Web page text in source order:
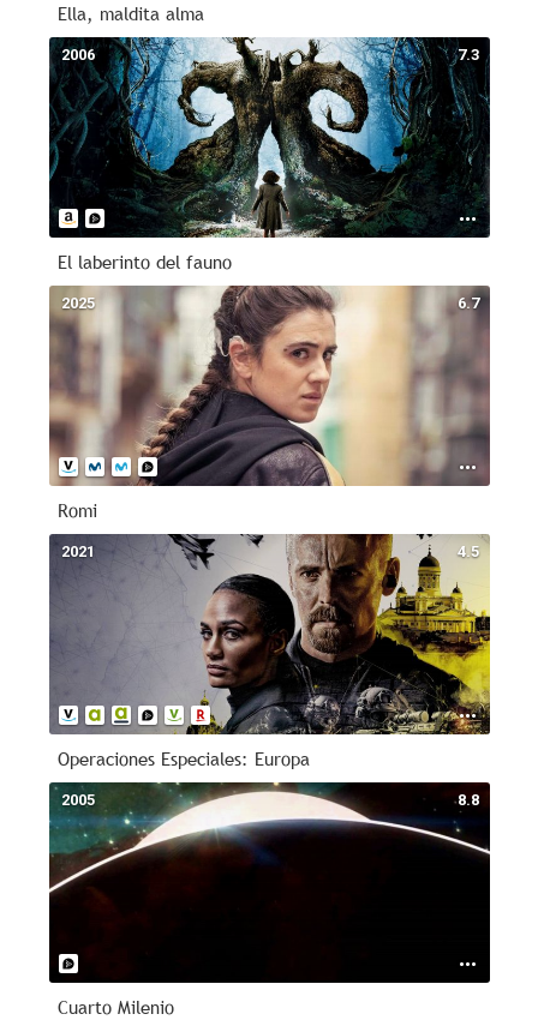
Ella, maldita alma
7.3
2006
El laberinto del fauno
6.7
2025
Romi
4.5
2021
Operaciones Especiales: Europa
8.8
2005
Cuarto Milenio